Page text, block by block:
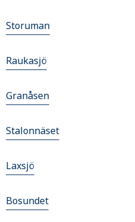
Storuman
Raukasjö
Granåsen
Stalonnäset
Laxsjö
Bosundet